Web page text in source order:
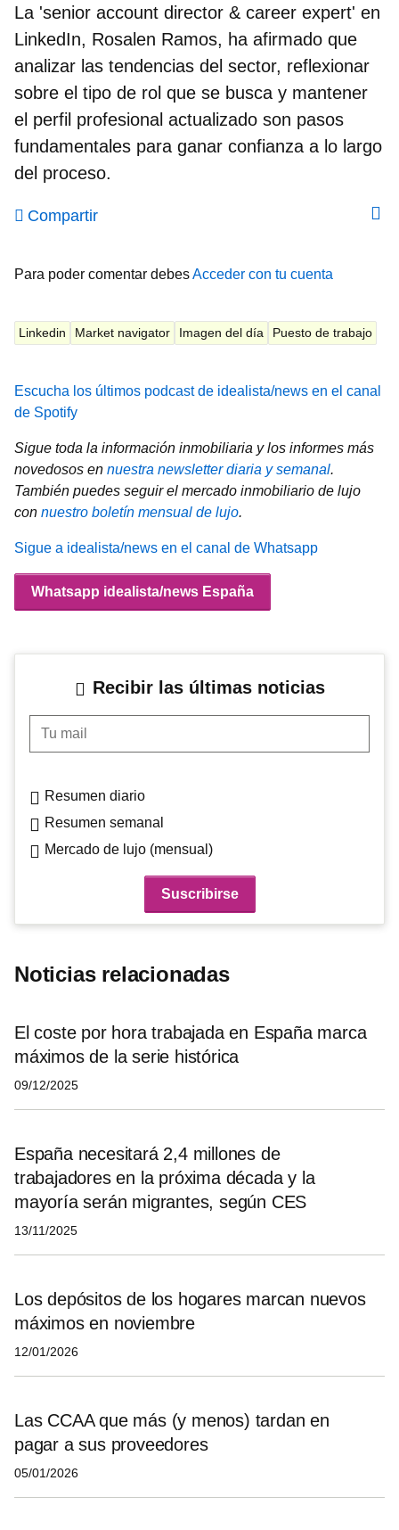
La 'senior account director & career expert' en
LinkedIn, Rosalen Ramos, ha afirmado que
analizar las tendencias del sector, reflexionar
sobre el tipo de rol que se busca y mantener
el perfil profesional actualizado son pasos
fundamentales para ganar confianza a lo largo
del proceso.
Compartir
Para poder comentar debesAcceder con tu cuenta
Linkedin Market navigator Imagen del día Puesto de trabajo
Escucha los últimos podcast de idealista/news en el canal
de Spotify
Sigue toda la información inmobiliaria y los informes más
novedosos en nuestra newsletter diaria y semanal.
También puedes seguir el mercado inmobiliario de lujo
con nuestro boletín mensual de lujo.
Sigue a idealista/news en el canal de Whatsapp
Whatsapp idealista/news España
Recibir las últimas noticias
Tu mail
Resumen diario
Resumen semanal
Mercado de lujo (mensual)
Noticias relacionadas
El coste por hora trabajada en España marca
máximos de la serie histórica
09/12/2025
España necesitará 2,4 millones de
trabajadores en la próxima década y la
mayoría serán migrantes, según CES
13/11/2025
Los depósitos de los hogares marcan nuevos
máximos en noviembre
12/01/2026
Las CCAA que más (y menos) tardan en
pagar a sus proveedores
05/01/2026